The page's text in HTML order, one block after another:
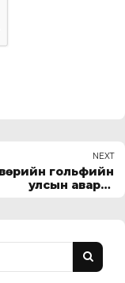
NEXT
гольфийн
улсын аварга